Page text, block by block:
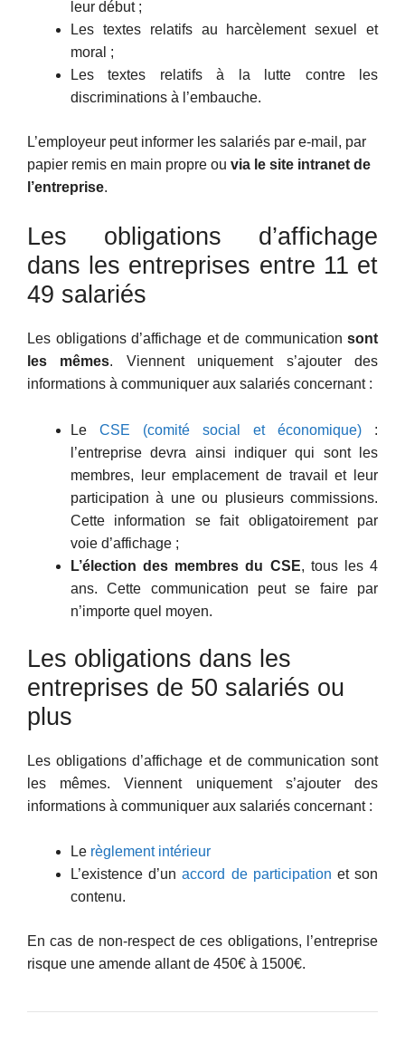
leur début ;
Les textes relatifs au harcèlement sexuel et
moral ;
Les textes relatifs à la lutte contre les
discriminations à l’embauche.
L’employeur peut informer les salariés par e-mail, par
papier remis en main propre ou via le site intranet de
l’entreprise.
Les obligations d’affichage
dans les entreprises entre 11 et
49 salariés
Les obligations d’affichage et de communication sont
les mêmes. Viennent uniquement s’ajouter des
informations à communiquer aux salariés concernant :
Le CSE (comité social et économique) :
l’entreprise devra ainsi indiquer qui sont les
membres, leur emplacement de travail et leur
participation à une ou plusieurs commissions.
Cette information se fait obligatoirement par
voie d’affichage ;
L’élection des membres du CSE, tous les 4
ans. Cette communication peut se faire par
n’importe quel moyen.
Les obligations dans les
entreprises de 50 salariés ou
plus
Les obligations d’affichage et de communication sont
les mêmes. Viennent uniquement s’ajouter des
informations à communiquer aux salariés concernant :
Le règlement intérieur
L’existence d’unaccord de participation et son
contenu.
En cas de non-respect de ces obligations, l’entreprise
risque une amende allant de 450€ à 1500€.